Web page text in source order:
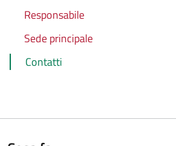
Responsabile
Sede principale
Contatti